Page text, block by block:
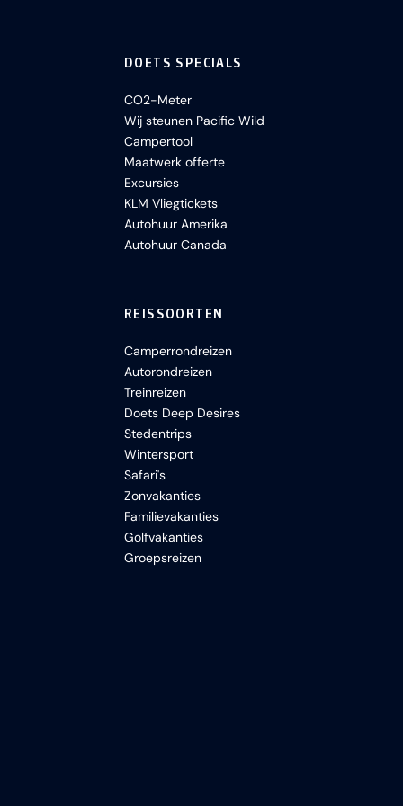
DOETS SPECIALS
CO2-Meter
Wij steunen Pacific Wild
Campertool
Maatwerk offerte
Excursies
KLM Vliegtickets
Autohuur Amerika
Autohuur Canada
REISSOORTEN
Camperrondreizen
Autorondreizen
Treinreizen
Doets Deep Desires
Stedentrips
Wintersport
Safari's
Zonvakanties
Familievakanties
Golfvakanties
Groepsreizen